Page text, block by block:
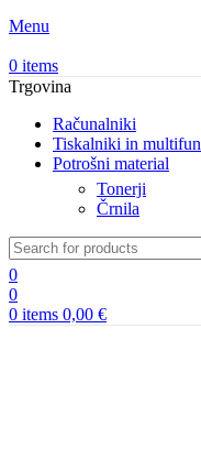
Menu
0 items
Trgovina
Računalniki
Tiskalniki in
Potrošni material
Tonerji
Črnila
0
0
0 items 0,00 €